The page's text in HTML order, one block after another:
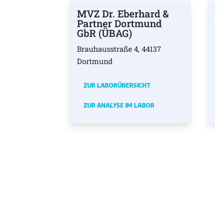
MVZ Dr. Eberhard &
Partner Dortmund
GbR (ÜBAG)
Brauhausstraße 4, 44137
Dortmund
ZUR LABORÜBERSICHT
ZUR ANALYSE IM LABOR